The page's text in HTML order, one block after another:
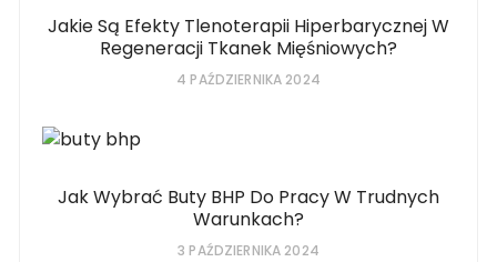
Jakie Są Efekty Tlenoterapii Hiperbarycznej W
Regeneracji Tkanek Mięśniowych?
4 PAŹDZIERNIKA 2024
Jak Wybrać Buty BHP Do Pracy W Trudnych
Warunkach?
3 PAŹDZIERNIKA 2024